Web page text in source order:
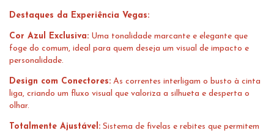
Destaques da Experiência Vegas:
Cor Azul Exclusiva: Uma tonalidade marcante e elegante que
foge do comum, ideal para quem deseja um visual de impacto e
personalidade.
Design com Conectores: As correntes interligam o busto à cinta
liga, criando um fluxo visual que valoriza a silhueta e desperta o
olhar.
Totalmente Ajustável: Sistema de fivelas e rebites que permitem